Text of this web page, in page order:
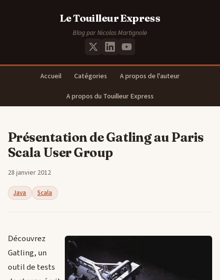
Le Touilleur Express
Blog par Nicolas Martignole
Accueil Catégories
A propos de l'auteur
A propos du Touilleur Express
Présentation de Gatling au Paris
Scala User Group
28 janvier 2012
Java Scala
Découvrez
Gatling, un
outil de tests